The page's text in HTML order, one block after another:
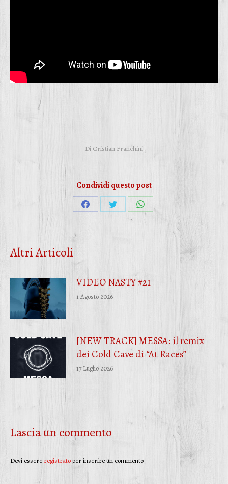
Di Cristian Franchini
Condividi questo post
CondividiCondividiCondividi
WhatsApp
Altri Articoli
VIDEO NASTY #21
1 Agosto 2026
[NEW TRACK] MESSA: il remix
dei Cold Cave di “At Races”
17 Luglio 2026
Lascia un commento
Devi essere registratoper inserire un commento.